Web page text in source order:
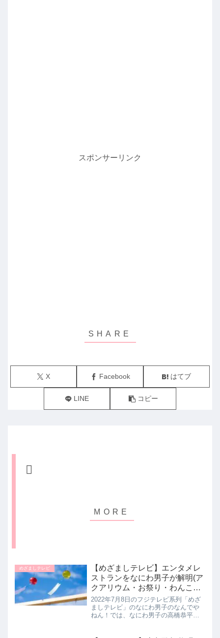
スポンサーリンク
X Facebook はてブ
LINE コピー
めざましテレビ
【めざましテレビ】エンタメレ
ストランをなにわ男子が解明(ア
クアリウム・お祭り・わんこそ
ば)なんでやねんで紹介されたお
店まとめ｜7月8日
2022年7月8日のフジテレビ系列「めざ
ましテレビ」のなにわ男子のなんでや
ねん！では、なにわ男子の高橋恭平さ